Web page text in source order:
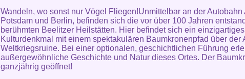
Wandeln, wo sonst nur Vögel Fliegen!Unmittelbar an der Autobahn
Potsdam und Berlin, befinden sich die vor über 100 Jahren
berühmten Beelitzer Heilstätten. Hier befindet sich ein einzigartiges
Kulturdenkmal mit einem spektakulären Baumkronenpfad über der
Weltkriegsruine. Bei einer optionalen, geschichtlichen Führung
außergewöhnliche Geschichte und Natur dieses Ortes. Der
ganzjährig geöffnet!